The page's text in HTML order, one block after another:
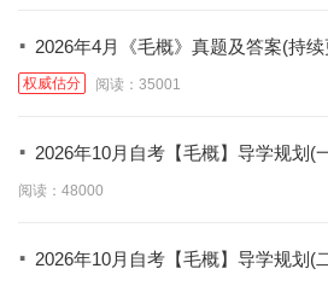
· 2026年4月《毛概》真题及答案(持续
权威估分 阅读：35001
· 2026年10月自考【毛概】导学规划(
阅读：48000
· 2026年10月自考【毛概】导学规划(